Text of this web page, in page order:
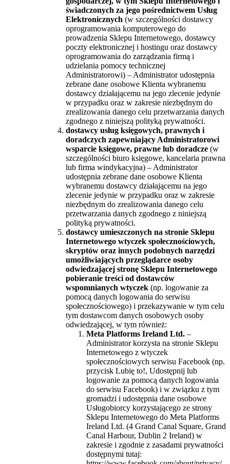
świadczonych za jego pośrednictwem Usług
Elektronicznych (w szczególności dostawcy
oprogramowania komputerowego do
prowadzenia Sklepu Internetowego, dostawcy
poczty elektronicznej i hostingu oraz dostawcy
oprogramowania do zarządzania firmą i
udzielania pomocy technicznej
Administratorowi) – Administrator udostępnia
zebrane dane osobowe Klienta wybranemu
dostawcy działającemu na jego zlecenie jedynie
w przypadku oraz w zakresie niezbędnym do
zrealizowania danego celu przetwarzania danych
zgodnego z niniejszą polityką prywatności.
dostawcy usług księgowych, prawnych i
doradczych zapewniający Administratorowi
wsparcie księgowe, prawne lub doradcze (w
szczególności biuro księgowe, kancelaria prawna
lub firma windykacyjna) – Administrator
udostępnia zebrane dane osobowe Klienta
wybranemu dostawcy działającemu na jego
zlecenie jedynie w przypadku oraz w zakresie
niezbędnym do zrealizowania danego celu
przetwarzania danych zgodnego z niniejszą
polityką prywatności.
dostawcy umieszczonych na stronie Sklepu
Internetowego wtyczek społecznościowych,
skryptów oraz innych podobnych narzędzi
umożliwiających przeglądarce osoby
odwiedzającej stronę Sklepu Internetowego
pobieranie treści od dostawców
wspomnianych wtyczek (np. logowanie za
pomocą danych logowania do serwisu
społecznościowego) i przekazywanie w tym celu
tym dostawcom danych osobowych osoby
odwiedzającej, w tym również:
Meta Platforms Ireland Ltd. –
Administrator korzysta na stronie Sklepu
Internetowego z wtyczek
społecznościowych serwisu Facebook (np.
przycisk Lubię to!, Udostępnij lub
logowanie za pomocą danych logowania
do serwisu Facebook) i w związku z tym
gromadzi i udostępnia dane osobowe
Usługobiorcy korzystającego ze strony
Sklepu Internetowego do Meta Platforms
Ireland Ltd. (4 Grand Canal Square, Grand
Canal Harbour, Dublin 2 Ireland) w
zakresie i zgodnie z zasadami prywatności
dostępnymi tutaj: